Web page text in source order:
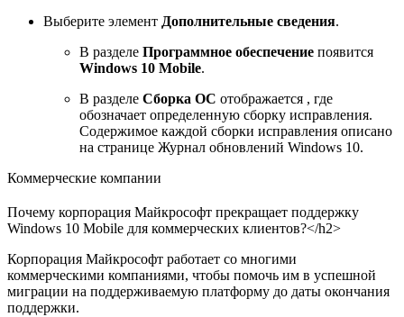
Выберите элемент Дополнительные сведения.
В разделе Программное обеспечение появится
Windows 10 Mobile.
В разделе Сборка ОС отображается , где
обозначает определенную сборку исправления.
Содержимое каждой сборки исправления описано
на странице Журнал обновлений Windows 10.
Коммерческие компании
Почему корпорация Майкрософт прекращает поддержку
Windows 10 Mobile для коммерческих клиентов?</h2>
Корпорация Майкрософт работает со многими
коммерческими компаниями, чтобы помочь им в успешной
миграции на поддерживаемую платформу до даты окончания
поддержки.